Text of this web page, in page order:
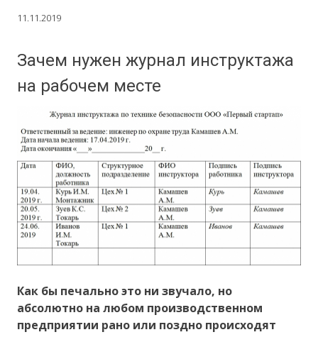
11.11.2019
Зачем нужен журнал инструктажа
на рабочем месте
Как бы печально это ни звучало, но
абсолютно на любом производственном
предприятии рано или поздно происходят